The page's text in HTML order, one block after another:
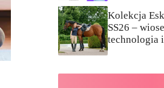
Kolekcja
SS26 –
technologia